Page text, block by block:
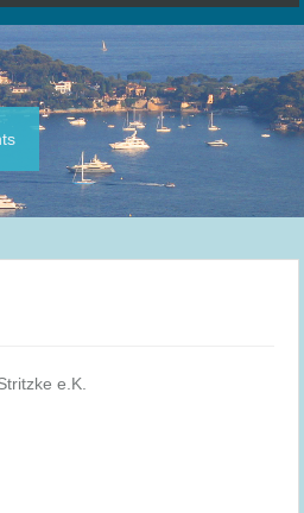
e.K.